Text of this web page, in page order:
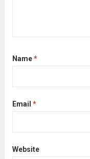
Name*
Email *
Website